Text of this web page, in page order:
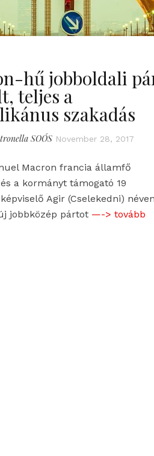
hű jobboldali
teljes a
szakadás
SOÓS November 28, 2017
Macron francia államfő
a kormányt támogató 19
Agir (Cselekedni)
jobbközép pártot —-> tovább